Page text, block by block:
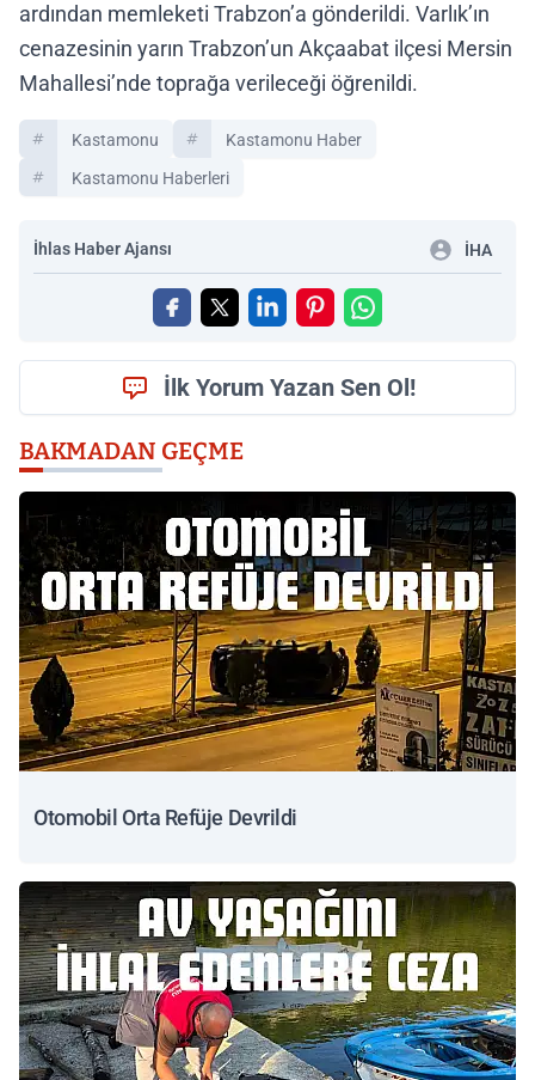
ardından memleketi Trabzon’a gönderildi. Varlık’ın
cenazesinin yarın Trabzon’un Akçaabat ilçesi Mersin
Mahallesi’nde toprağa verileceği öğrenildi.
Kastamonu
Kastamonu Haber
Kastamonu Haberleri
İhlas Haber Ajansı İHA
İlk Yorum Yazan Sen Ol!
BAKMADAN GEÇME
Otomobil Orta Refüje Devrildi